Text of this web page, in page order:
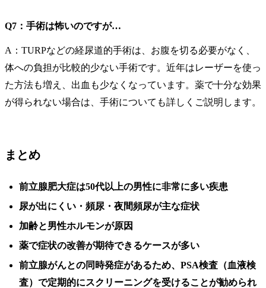
Q7：手術は怖いのですが…
A：TURPなどの経尿道的手術は、お腹を切る必要がなく、
体への負担が比較的少ない手術です。近年はレーザーを使っ
た方法も増え、出血も少なくなっています。薬で十分な効果
が得られない場合は、手術についても詳しくご説明します。
まとめ
前立腺肥大症は50代以上の男性に非常に多い疾患
尿が出にくい・頻尿・夜間頻尿が主な症状
加齢と男性ホルモンが原因
薬で症状の改善が期待できるケースが多い
前立腺がんとの同時発症があるため、PSA検査（血液検
査）で定期的にスクリーニングを受けることが勧められ